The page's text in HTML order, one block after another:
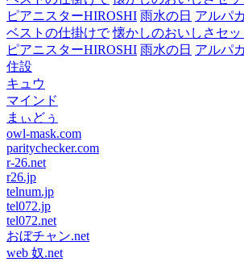
ピアニスターHIROSHI 雨水の日 アルパ
ベストの仕掛けで 懐かしのおいしさセッ
ピアニスターHIROSHI 雨水の日 アルパ
住設
キュウ
マインド
まぃどぅ
owl-mask.com
paritychecker.com
r-26.net
r26.jp
telnum.jp
tel072.jp
tel072.net
おぼチャン.net
web 奴.net